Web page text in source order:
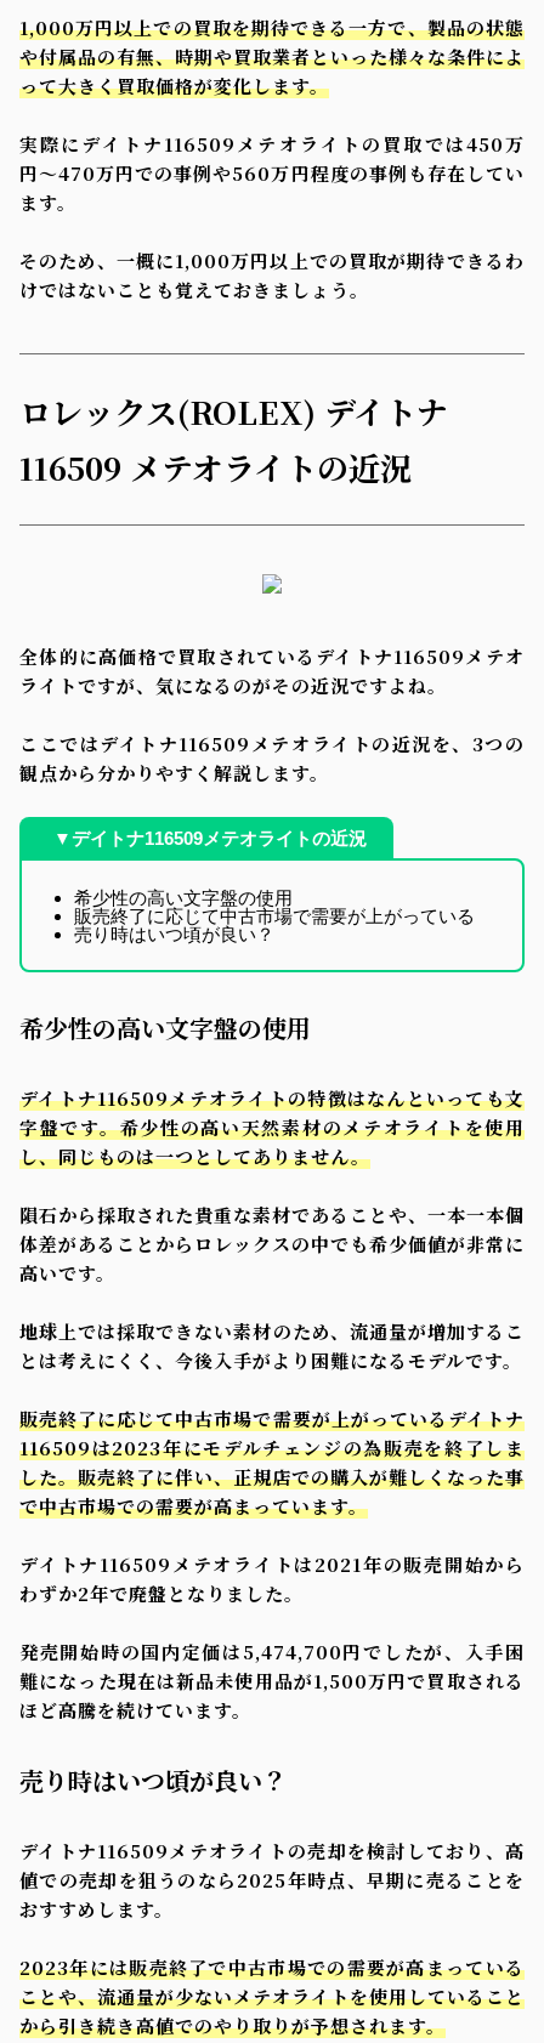
1,000万円以上での買取を期待できる一方で、製品の状態
や付属品の有無、時期や買取業者といった様々な条件によ
って大きく買取価格が変化します。
実際にデイトナ116509メテオライトの買取では450万
円〜470万円での事例や560万円程度の事例も存在してい
ます。
そのため、一概に1,000万円以上での買取が期待できるわ
けではないことも覚えておきましょう。
ロレックス(ROLEX) デイトナ
116509 メテオライトの近況
全体的に高価格で買取されているデイトナ116509メテオ
ライトですが、気になるのがその近況ですよね。
ここではデイトナ116509メテオライトの近況を、3つの
観点から分かりやすく解説します。
▼デイトナ116509メテオライトの近況
希少性の高い文字盤の使用
販売終了に応じて中古市場で需要が上がっている
売り時はいつ頃が良い？
希少性の高い文字盤の使用
デイトナ116509メテオライトの特徴はなんといっても文
字盤です。希少性の高い天然素材のメテオライトを使用
し、同じものは一つとしてありません。
隕石から採取された貴重な素材であることや、一本一本個
体差があることからロレックスの中でも希少価値が非常に
高いです。
地球上では採取できない素材のため、流通量が増加するこ
とは考えにくく、今後入手がより困難になるモデルです。
販売終了に応じて中古市場で需要が上がっているデイトナ
116509は2023年にモデルチェンジの為販売を終了しま
した。販売終了に伴い、正規店での購入が難しくなった事
で中古市場での需要が高まっています。
デイトナ116509メテオライトは2021年の販売開始から
わずか2年で廃盤となりました。
発売開始時の国内定価は5,474,700円でしたが、入手困
難になった現在は新品未使用品が1,500万円で買取される
ほど高騰を続けています。
売り時はいつ頃が良い？
デイトナ116509メテオライトの売却を検討しており、高
値での売却を狙うのなら2025年時点、早期に売ることを
おすすめします。
2023年には販売終了で中古市場での需要が高まっている
ことや、流通量が少ないメテオライトを使用していること
から引き続き高値でのやり取りが予想されます。